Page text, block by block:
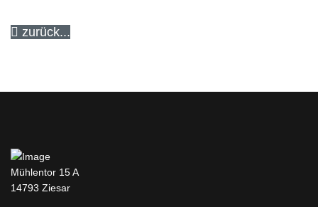
zurück...
Mühlentor 15 A
14793 Ziesar